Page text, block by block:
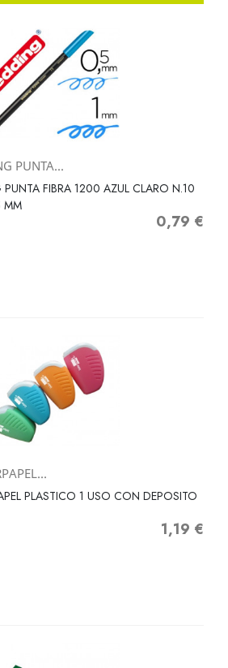
PUNTA...
FIBRA 1200 AZUL CLARO N.10
MM
Precio
0,79 €
PLASTICO 1 USO CON DEPOSITO
Precio
1,19 €